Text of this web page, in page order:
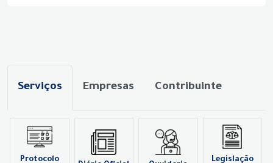
Serviços Empresas Contribuinte
Protocolo Legislação